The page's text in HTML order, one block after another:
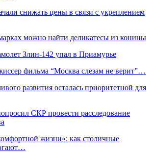
снижать цены в связи с укреплением
можно найти деликатесы из конины
Злин-142 упал в Приамурье
фильма “Москва слезам не верит”…
развития осталась приоритетной для
СКР провести расследование
жизни»: как столичные